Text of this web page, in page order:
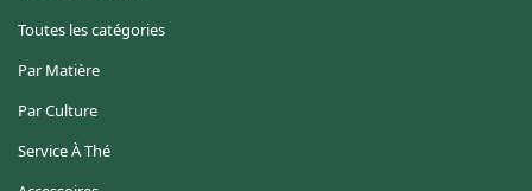
Toutes les catégories
Par Matière
Par Culture
Service À Thé